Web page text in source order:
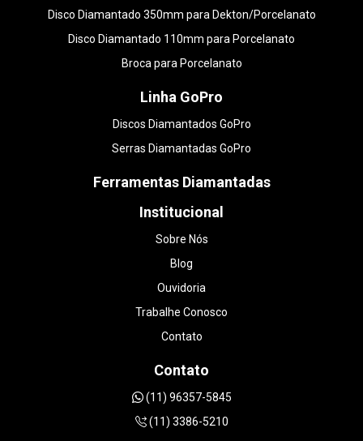
Disco Diamantado 350mm para Dekton/Porcelanato
Disco Diamantado 110mm para Porcelanato
Broca para Porcelanato
Linha GoPro
Discos Diamantados GoPro
Serras Diamantadas GoPro
Ferramentas Diamantadas
Institucional
Sobre Nós
Blog
Ouvidoria
Trabalhe Conosco
Contato
Contato
(11) 96357-5845
(11) 3386-5210